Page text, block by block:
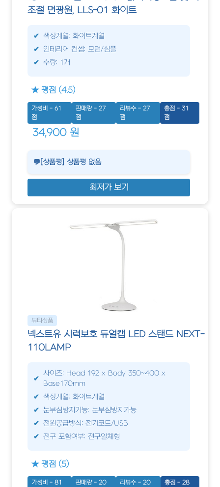
조절 면광원, LLS-01 화이트
색상계열: 화이트계열
인테리어 컨셉: 모던/심플
수량: 1개
★ 평점 (4.5)
가성비 - 61
점
판매량 - 27
점
리뷰수 - 27
점
총점 - 31
점
34,900 원
💬[상품평] 상품평 없음
최저가 보기
뷰티상품
넥스트유 시력보호 듀얼캡 LED 스탠드 NEXT-
110LAMP
사이즈: Head 192 x Body 350~400 x
Base170mm
색상계열: 화이트계열
눈부심방지기능: 눈부심방지가능
전원공급방식: 전기코드/USB
전구 포함여부: 전구일체형
★ 평점 (5)
가성비 - 81
판매량 - 20
리뷰수 - 20
총점 - 28